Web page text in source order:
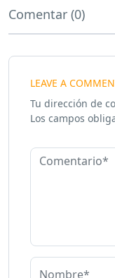
Comentar (0)
LEAVE A
Tu dirección de
Los campos